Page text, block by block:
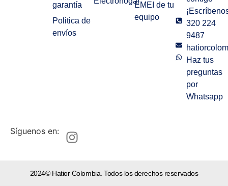
garantía
Politica de
envíos
EMEI de tu
equipo
320 224
9487
Haz tus
preguntas
por
Whatsapp
Síguenos en:
2024© Hatior Colombia. Todos los derechos reservados